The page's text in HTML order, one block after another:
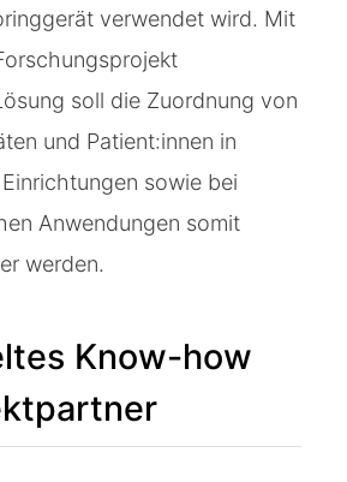
verwendet wird. Mit
soll die Zuordnung von
und Patient:innen in
sowie bei
Anwendungen somit
werden.
Know-how